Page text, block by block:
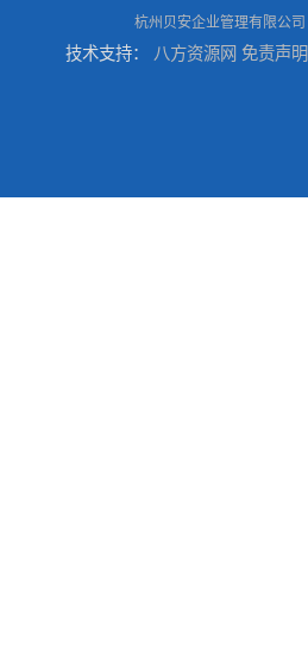
杭州贝安企业管理有限公司
技术支持： 八方资源网 免责声明